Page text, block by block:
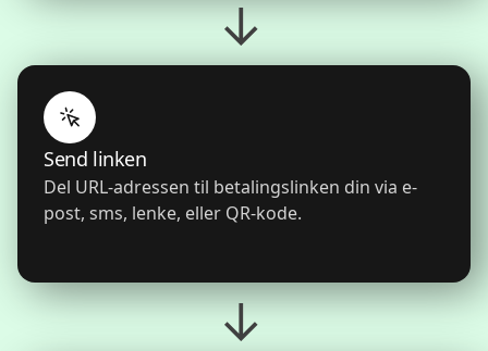
→
Send linken
Del URL-adressen til betalingslinken din via e-
post, sms, lenke, eller QR-kode.
→